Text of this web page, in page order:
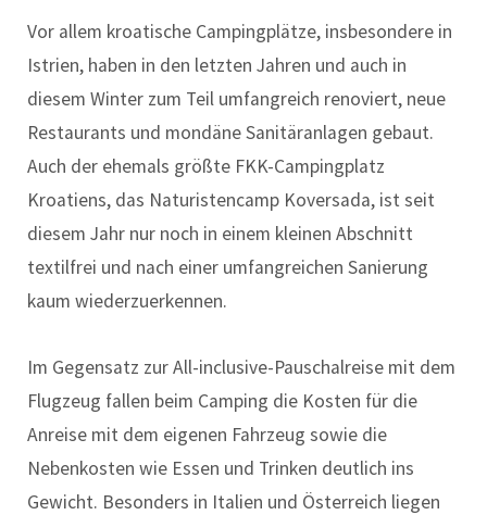
Vor allem kroatische Campingplätze, insbesondere in
Istrien, haben in den letzten Jahren und auch in
diesem Winter zum Teil umfangreich renoviert, neue
Restaurants und mondäne Sanitäranlagen gebaut.
Auch der ehemals größte FKK-Campingplatz
Kroatiens, das Naturistencamp Koversada, ist seit
diesem Jahr nur noch in einem kleinen Abschnitt
textilfrei und nach einer umfangreichen Sanierung
kaum wiederzuerkennen.
Im Gegensatz zur All-inclusive-Pauschalreise mit dem
Flugzeug fallen beim Camping die Kosten für die
Anreise mit dem eigenen Fahrzeug sowie die
Nebenkosten wie Essen und Trinken deutlich ins
Gewicht. Besonders in Italien und Österreich liegen